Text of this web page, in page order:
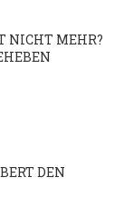
NICHT MEHR?
DEN